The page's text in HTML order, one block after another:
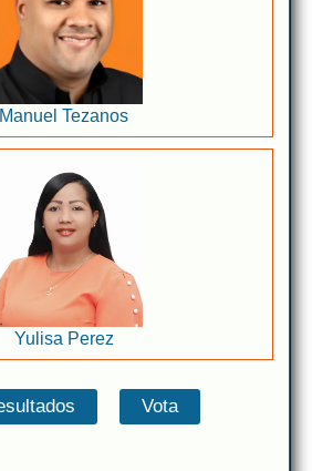
Manuel Tezanos
Yulisa Perez